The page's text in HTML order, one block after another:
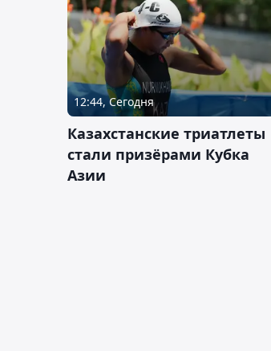
12:44, Сегодня
Казахстанские триатлеты
стали призёрами Кубка
Азии